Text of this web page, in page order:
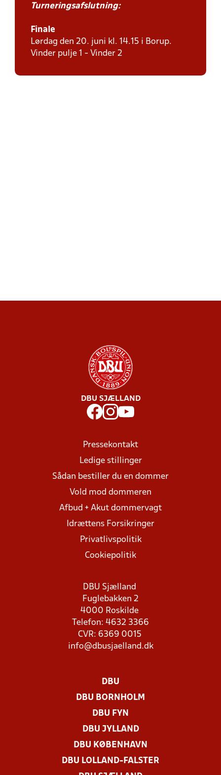
Turneringsafslutning:
Finale
Lørdag den 20. juni kl. 14.15 i Borup.
Vinder pulje 1 - Vinder 2
DBU SJÆLLAND
Pressekontakt
Ledige stillinger
Sådan bestiller du en dommer
Vold mod dommeren
Afbud + Akut dommervagt
Idrættens Forsikringer
Privatlivspolitik
Cookiepolitik
DBU Sjælland
Fuglebakken 2
4000 Roskilde
Telefon: 4632 3366
CVR: 6369 0015
info@dbusjaelland.dk
DBU
DBU BORNHOLM
DBU FYN
DBU JYLLAND
DBU KØBENHAVN
DBU LOLLAND-FALSTER